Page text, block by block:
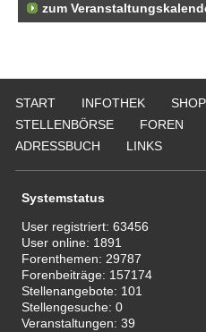
zum
START INFOTHEK SHOP
STELLENBÖRSE
FOREN
ADRESSBUCH
LINKS
Systemstatus
User registriert:63456
User online: 1891
Forenthemen: 29787
Forenbeiträge: 157174
Stellenangebote: 101
Stellengesuche:0
Veranstaltungen:39